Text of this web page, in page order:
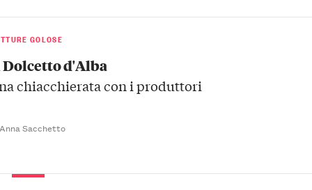
GOLOSE
d'Alba
chiacchierata con i produttori
Sacchetto